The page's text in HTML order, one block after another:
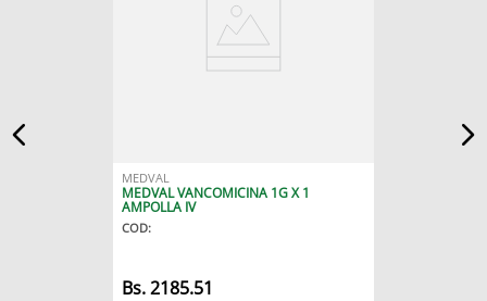
MEDVAL
MEDVAL VANCOMICINA 1G X 1
AMPOLLA IV
COD:
Bs.2185.51